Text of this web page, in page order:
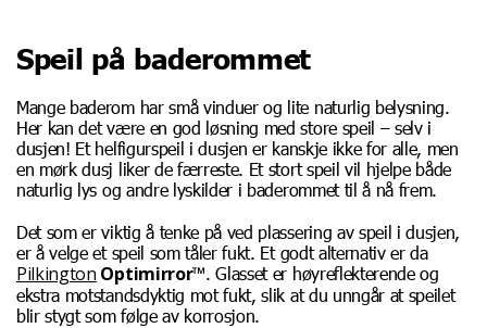
Speil på baderommet
Mange baderom har små vinduer og lite naturlig belysning.
Her kan det være en god løsning med store speil – selv i
dusjen! Et helfigurspeil i dusjen er kanskje ikke for alle, men
en mørk dusj liker de færreste. Et stort speil vil hjelpe både
naturlig lys og andre lyskilder i baderommet til å nå frem.
Det som er viktig å tenke på ved plassering av speil i dusjen,
er å velge et speil som tåler fukt. Et godt alternativ er da
Pilkington Optimirror™. Glasset er høyreflekterende og
ekstra motstandsdyktig mot fukt, slik at du unngår at speilet
blir stygt som følge av korrosjon.